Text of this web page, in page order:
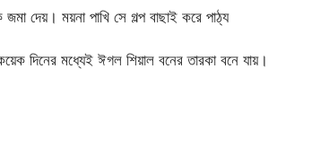
দেয়। ময়না পাখি সে গল্প বাছাই করে পাঠ্য
দিনের মধ্যেই ঈগল শিয়াল বনের তারকা বনে যায়।